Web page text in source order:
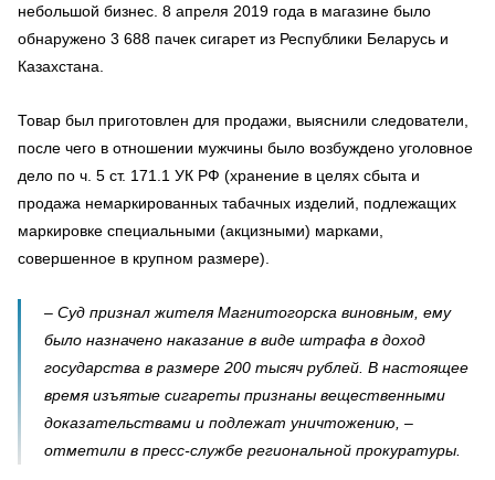
небольшой бизнес. 8 апреля 2019 года в магазине было
обнаружено 3 688 пачек сигарет из Республики Беларусь и
Казахстана.
Товар был приготовлен для продажи, выяснили следователи,
после чего в отношении мужчины было возбуждено уголовное
дело по ч. 5 ст. 171.1 УК РФ (хранение в целях сбыта и
продажа немаркированных табачных изделий, подлежащих
маркировке специальными (акцизными) марками,
совершенное в крупном размере).
– Суд признал жителя Магнитогорска виновным, ему
было назначено наказание в виде штрафа в доход
государства в размере 200 тысяч рублей. В настоящее
время изъятые сигареты признаны вещественными
доказательствами и подлежат уничтожению, –
отметили в пресс-службе региональной прокуратуры.